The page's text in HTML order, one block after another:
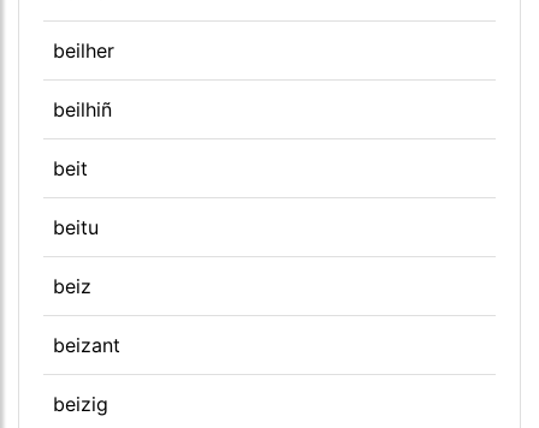
beilher
beilhiñ
beit
beitu
beiz
beizant
beizig